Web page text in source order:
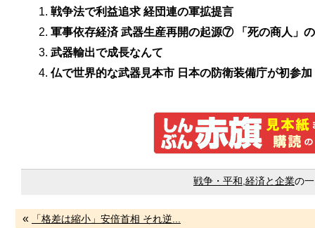
戦争法で利益追求 経団連の軍拡提言
軍事依存経済 武器生産再開の起源⑦ 「死の商人」
武器輸出で成長なんて
仏で世界的な武器見本市 日本の防衛装備庁が初参加
戦争・平和 経済と企業の
« 「格差は縮小」安倍首相 それ逆...